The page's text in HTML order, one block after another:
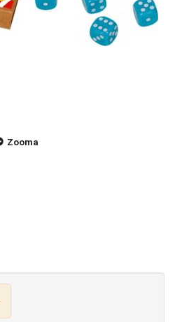
Zooma